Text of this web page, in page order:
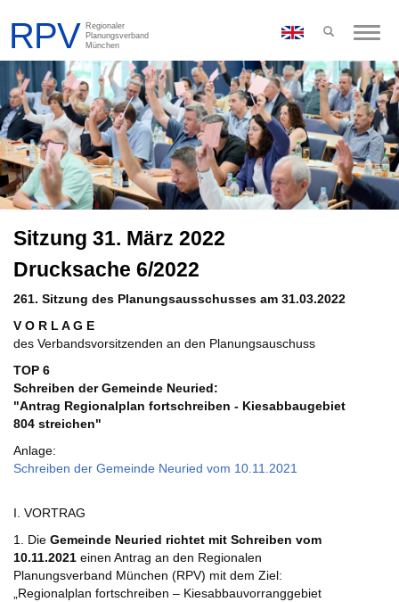
Toggle
Sitzung 31. März 2022
Drucksache 6/2022
261. Sitzung des Planungsausschusses am 31.03.2022
V O R L A G E
des Verbandsvorsitzenden an den Planungsauschuss
TOP 6
Schreiben der Gemeinde Neuried:
"Antrag Regionalplan fortschreiben - Kiesabbaugebiet
804 streichen"
Anlage:
Schreiben der Gemeinde Neuried vom 10.11.2021
I. VORTRAG
1. Die Gemeinde Neuried richtet mit Schreiben vom
10.11.2021 einen Antrag an den Regionalen
Planungsverband München (RPV) mit dem Ziel:
„Regionalplan fortschreiben – Kiesabbauvorranggebiet